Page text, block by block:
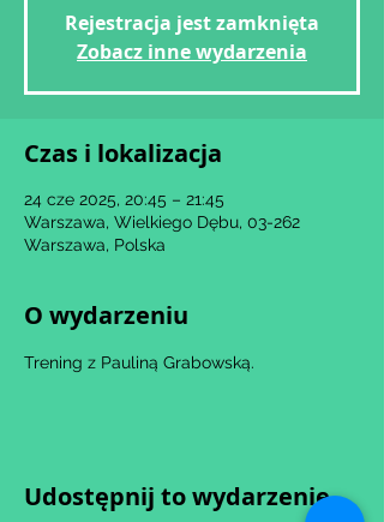
Rejestracja jest zamknięta
Zobacz inne wydarzenia
Czas i lokalizacja
24 cze 2025, 20:45 – 21:45
Warszawa, Wielkiego Dębu, 03-262
Warszawa, Polska
O wydarzeniu
Trening z Pauliną Grabowską.
Udostępnij to wydarzenie